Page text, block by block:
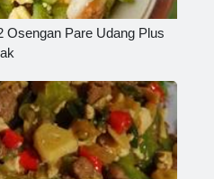
Osengan Pare Udang Plus